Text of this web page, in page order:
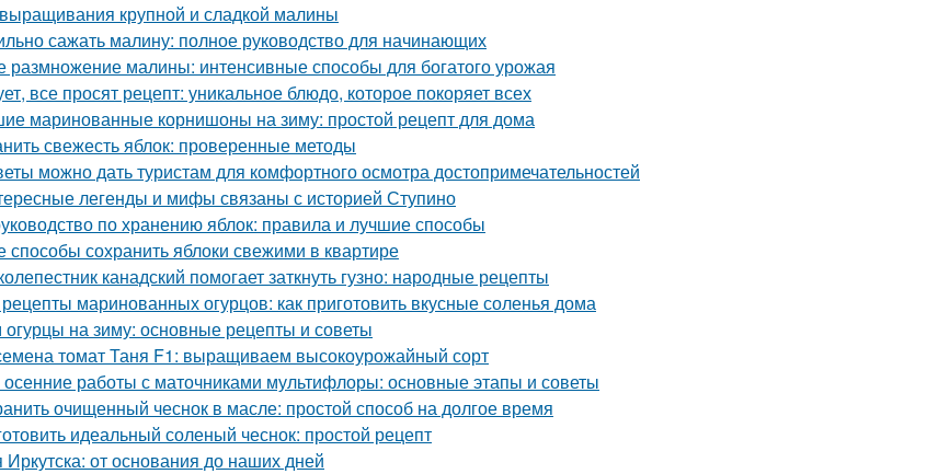
крупной и сладкой малины
сажать малину: полное руководство для начинающих
размножение малины: интенсивные способы для богатого урожая
все просят рецепт: уникальное блюдо, которое покоряет всех
маринованные корнишоны на зиму: простой рецепт для дома
свежесть яблок: проверенные методы
можно дать туристам для комфортного осмотра достопримечательностей
легенды и мифы связаны с историей Ступино
по хранению яблок: правила и лучшие способы
способы сохранить яблоки свежими в квартире
канадский помогает заткнуть гузно: народные рецепты
маринованных огурцов: как приготовить вкусные соленья дома
огурцы на зиму: основные рецепты и советы
томат Таня F1: выращиваем высокоурожайный сорт
работы с маточниками мультифлоры: основные этапы и советы
очищенный чеснок в масле: простой способ на долгое время
идеальный соленый чеснок: простой рецепт
Иркутска: от основания до наших дней